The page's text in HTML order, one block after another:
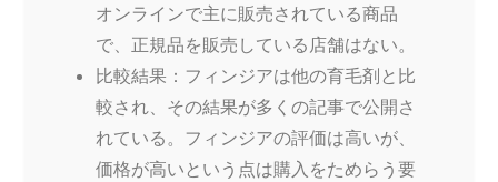
オンラインで主に販売されている商品
で、正規品を販売している店舗はない。
比較結果：フィンジアは他の育毛剤と比
較され、その結果が多くの記事で公開さ
れている。フィンジアの評価は高いが、
価格が高いという点は購入をためらう要